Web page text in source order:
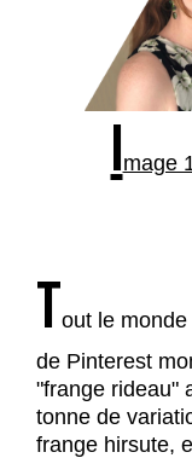
Image
Tout le
de Pinterest
"frange rideau"
tonne de
frange hirsute,